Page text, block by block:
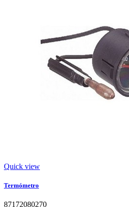
Quick view
Termómetro
87172080270